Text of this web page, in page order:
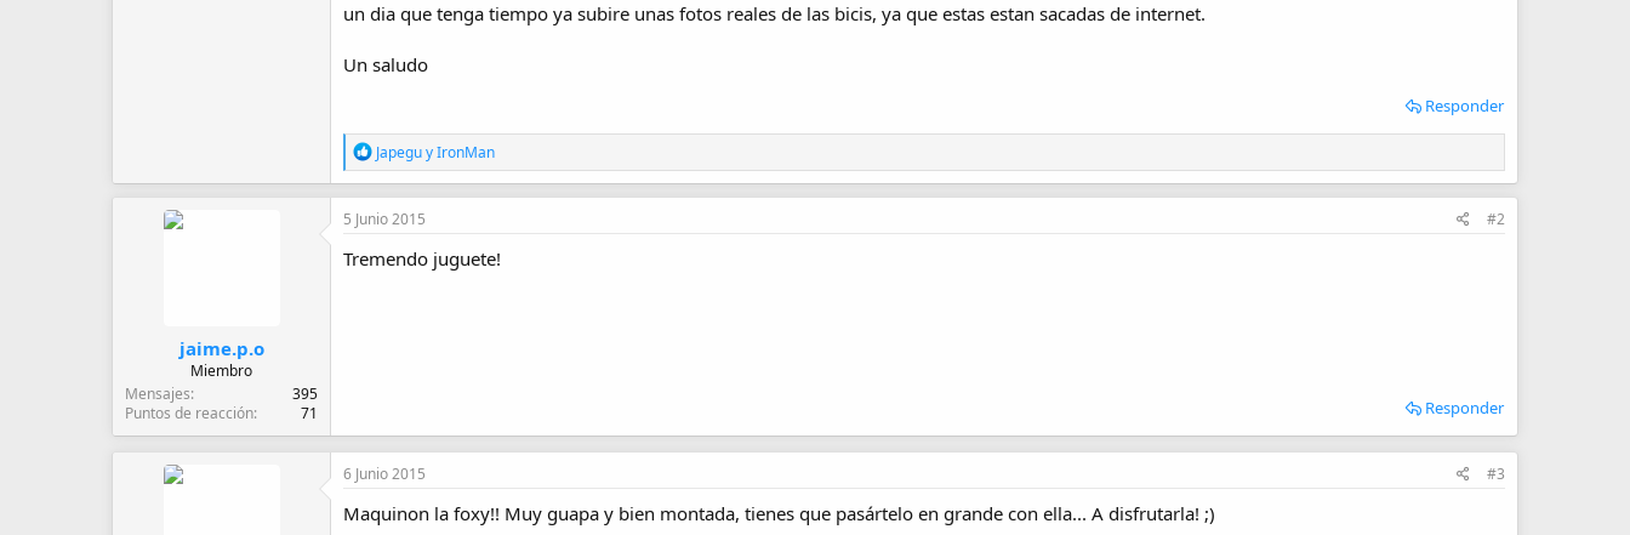
un dia que tenga tiempo ya subire unas fotos reales de las bicis, ya que estas estan sacadas de internet.
Un saludo
Responder
R
e
a
c
c
o
JapeguyIronMan
jaime.p.o
Miembro
Mensajes
395
Puntos de reacción
71
5 Junio 2015 #2
Tremendo juguete!
Responder
6 Junio 2015 #3
Maquinon la foxy!! Muy guapa y bien montada, tienes que pasártelo en grande con ella... A disfrutarla! ;)